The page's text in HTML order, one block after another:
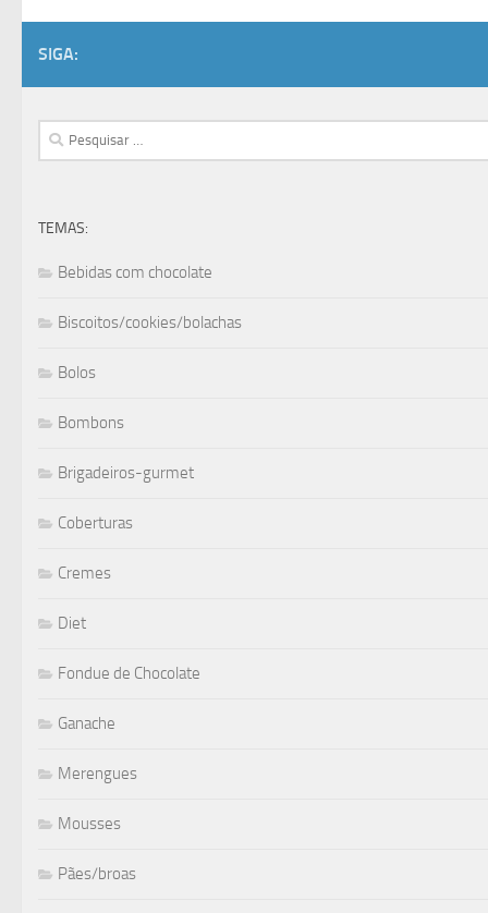
SIGA:
Pesquisar
por:
TEMAS:
Bebidas com chocolate
Biscoitos/cookies/bolachas
Bolos
Bombons
Brigadeiros-gurmet
Coberturas
Cremes
Diet
Fondue de Chocolate
Ganache
Merengues
Mousses
Pães/broas